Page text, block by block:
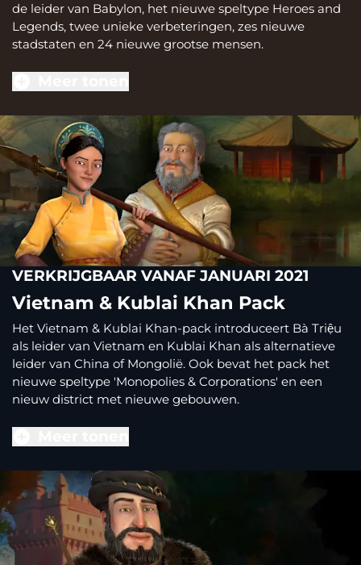
de leider van Babylon, het nieuwe speltype Heroes and
Legends, twee unieke verbeteringen, zes nieuwe
stadstaten en 24 nieuwe grootse mensen.
VERKRIJGBAAR VANAF JANUARI 2021
Vietnam & Kublai Khan Pack
Het Vietnam & Kublai Khan-pack introduceert Bà Triệu
als leider van Vietnam en Kublai Khan als alternatieve
leider van China of Mongolië. Ook bevat het pack het
nieuwe speltype 'Monopolies & Corporations' en een
nieuw district met nieuwe gebouwen.